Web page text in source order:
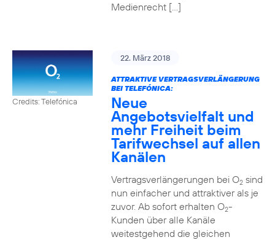
Medienrecht […]
Credits: Telefónica
22. März 2018
ATTRAKTIVE VERTRAGSVERLÄNGERUNG
BEI TELEFÓNICA:
Neue
Angebotsvielfalt und
mehr Freiheit beim
Tarifwechsel auf allen
Kanälen
Vertragsverlängerungen bei O2sind
nun einfacher und attraktiver als je
zuvor. Ab sofort erhalten O2-
Kunden über alle Kanäle
weitestgehend die gleichen